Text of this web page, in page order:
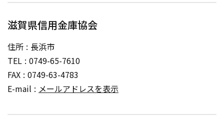
滋賀県信用金庫協会
住所
長浜市
TEL 0749-65-7610
FAX 0749-63-4783
E-mail
メールアドレスを表示